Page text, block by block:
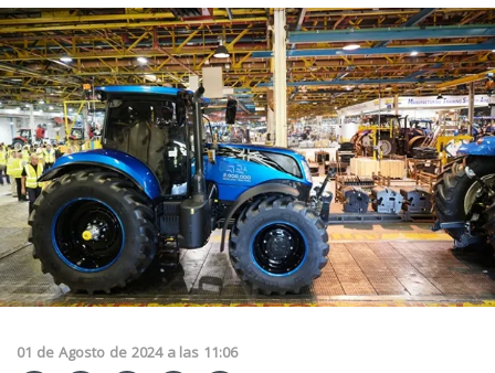
01 de Agosto de 2024 a las 11:06